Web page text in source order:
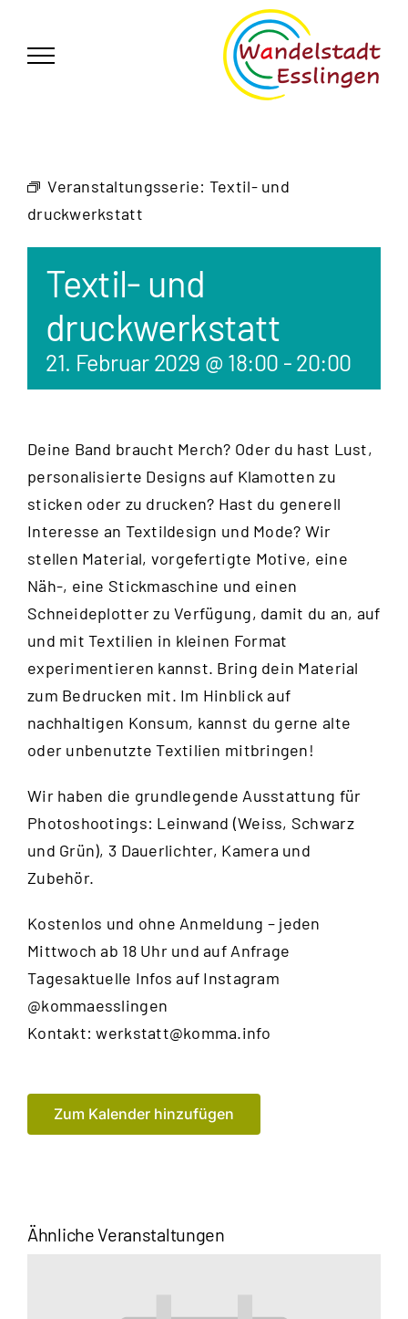
springen
Veranstaltungsserie: Textil- und
druckwerkstatt
Textil- und
druckwerkstatt
21. Februar 2029 @ 18:00 - 20:00
Deine Band braucht Merch? Oder du hast Lust,
personalisierte Designs auf Klamotten zu
sticken oder zu drucken? Hast du generell
Interesse an Textildesign und Mode? Wir
stellen Material, vorgefertigte Motive, eine
Näh-, eine Stickmaschine und einen
Schneideplotter zu Verfügung, damit du an, auf
und mit Textilien in kleinen Format
experimentieren kannst. Bring dein Material
zum Bedrucken mit. Im Hinblick auf
nachhaltigen Konsum, kannst du gerne alte
oder unbenutzte Textilien mitbringen!
Wir haben die grundlegende Ausstattung für
Photoshootings: Leinwand (Weiss, Schwarz
und Grün), 3 Dauerlichter, Kamera und
Zubehör.
Kostenlos und ohne Anmeldung – jeden
Mittwoch ab 18 Uhr und auf Anfrage
Tagesaktuelle Infos auf Instagram
@kommaesslingen
Kontakt:werkstatt@komma.info
Zum Kalender hinzufügen
Ähnliche Veranstaltungen